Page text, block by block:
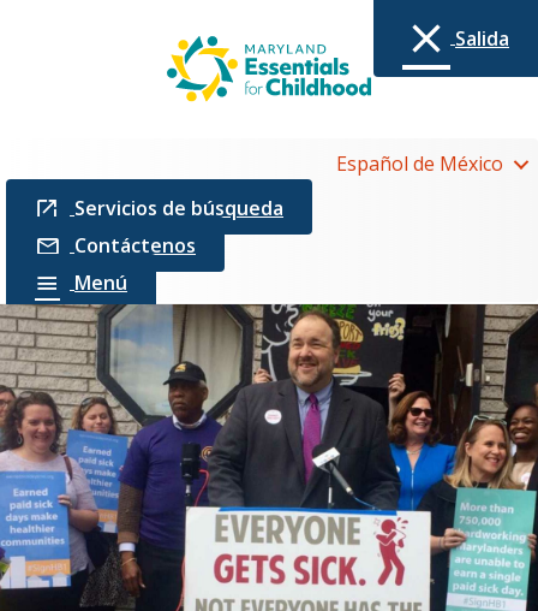
Español de México
Servicios de búsqueda
Contáctenos
Menú
Salida